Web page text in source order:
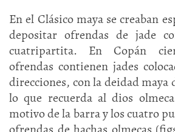
En el Clásico maya se creaban
depositar ofrendas de jade
cuatripartita. En Copán
ofrendas contienen jades
direcciones, con la deidad maya
lo que recuerda al dios
motivo de la barra y los cuatro